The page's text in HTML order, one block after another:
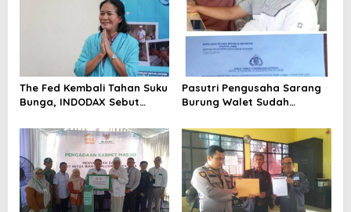
The Fed Kembali Tahan Suku
Bunga, INDODAX Sebut
Sentimen Pasar
Pasutri Pengusaha Sarang
Burung Walet Sudah
Pelapor Desak Polda Jambi
Segera Lakukan Penahanan